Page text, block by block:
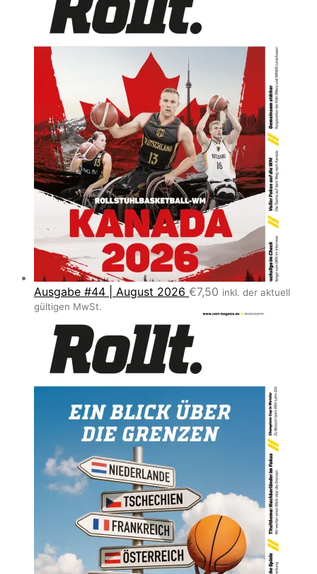
Ausgabe #44 | August 2026 €7,50 inkl. der aktuell
gültigen MwSt.